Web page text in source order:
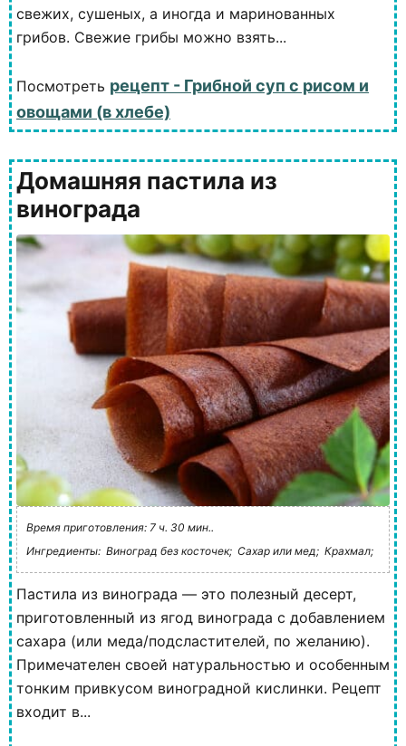
свежих, сушеных, а иногда и маринованных
грибов. Свежие грибы можно взять...
Посмотреть рецепт - Грибной суп с рисом и
овощами (в хлебе)
Домашняя пастила из
винограда
Время приготовления: 7 ч. 30 мин..
Ингредиенты: Виноград без косточек; Сахар или мед; Крахмал;
Пастила из винограда — это полезный десерт,
приготовленный из ягод винограда с добавлением
сахара (или меда/подсластителей, по желанию).
Примечателен своей натуральностью и особенным
тонким привкусом виноградной кислинки. Рецепт
входит в...